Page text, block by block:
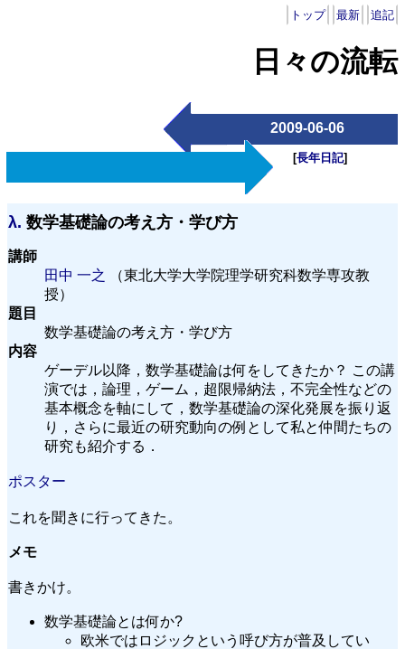
トップ 最新 追記
日々の流転
2009-06-06
[長年日記]
λ. 数学基礎論の考え方・学び方
講師
田中 一之
（東北大学大学院理学研究科数学専攻教
授）
題目
数学基礎論の考え方・学び方
内容
ゲーデル以降，数学基礎論は何をしてきたか？ この講
演では，論理，ゲーム，超限帰納法，不完全性などの
基本概念を軸にして，数学基礎論の深化発展を振り返
り，さらに最近の研究動向の例として私と仲間たちの
研究も紹介する．
ポスター
これを聞きに行ってきた。
メモ
書きかけ。
数学基礎論とは何か?
欧米ではロジックという呼び方が普及してい